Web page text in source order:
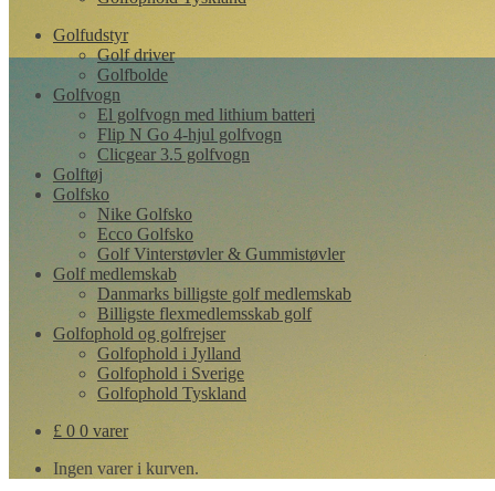
Golfudstyr
Golf driver
Golfbolde
Golfvogn
El golfvogn med lithium batteri
Flip N Go 4-hjul golfvogn
Clicgear 3.5 golfvogn
Golftøj
Golfsko
Nike Golfsko
Ecco Golfsko
Golf Vinterstøvler & Gummistøvler
Golf medlemskab
Danmarks billigste golf medlemskab
Billigste flexmedlemsskab golf
Golfophold og golfrejser
Golfophold i Jylland
Golfophold i Sverige
Golfophold Tyskland
£ 0 0 varer
Ingen varer i kurven.